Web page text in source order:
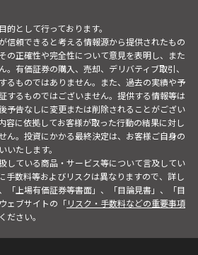
として行っております。
信頼できると考える情報源から提供されたもの
の正確性や完全性について意見を表明し、また
有価証券の購入、売却、デリバティブ取引、
るものではありません。また、過去の実績や予
するものではございません。提供する情報等は
予告なしに変更または削除されることがござい
容に依拠してお客様が取った行動の結果に対し
ん。投資にかかる最終決定は、お客様ご自身の
たします。
している商品・サービス等について言及してい
手数料等およびリスクは異なりますので、詳し
「上場有価証券等書面」、「目論見書」、「目
ェブサイトの「リスク・手数料などの重要事項
ださい。